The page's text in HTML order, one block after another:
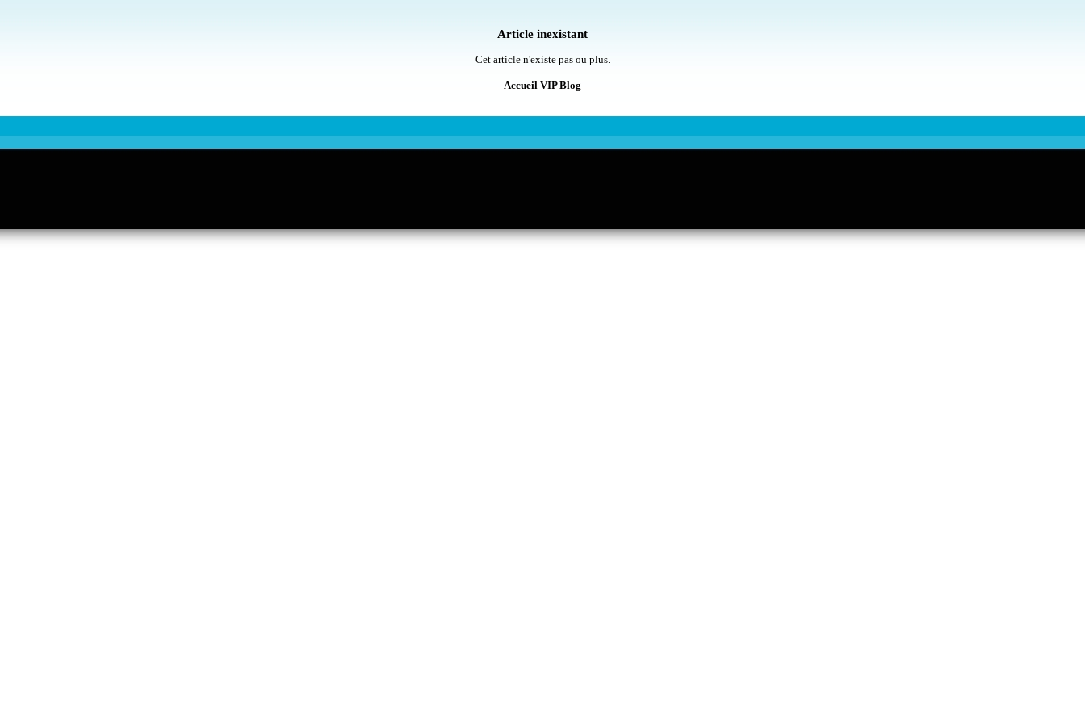
Article inexistant
Cet article n'existe pas ou plus.
Accueil VIP Blog